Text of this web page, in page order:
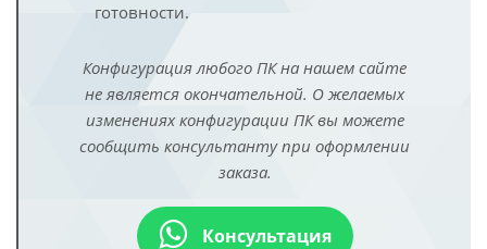
готовности.
Конфигурация любого ПК на нашем сайте
не является окончательной. О желаемых
изменениях конфигурации ПК вы можете
сообщить консультанту при оформлении
заказа.
Консультация